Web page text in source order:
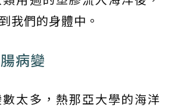
我們的身體中。
病變
太多，熱那亞大學的海洋